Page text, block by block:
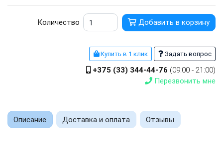
Количество Добавить в корзину
Купить в 1 клик Задать вопрос
+375 (33) 344-44-76 (09:00 - 21:00)
Перезвонить мне
Описание Доставка и оплата Отзывы